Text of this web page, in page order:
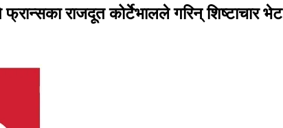
राजदूत कोर्टेभालले गरिन् शिष्टाचार भेट